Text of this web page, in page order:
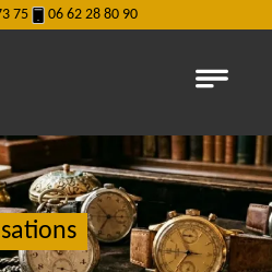
75 06 62 28 80 90